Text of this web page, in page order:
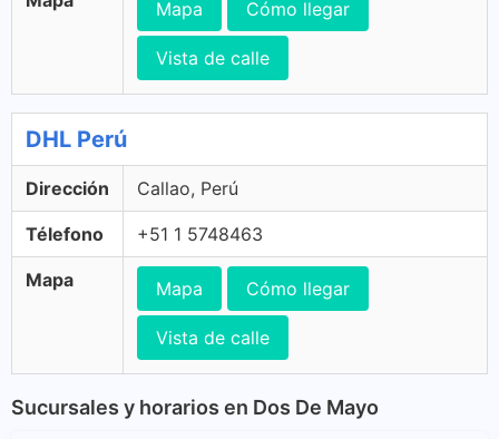
Mapa Cómo llegar
Vista de calle
DHL Perú
Dirección Callao, Perú
Télefono +51 1 5748463
Mapa Mapa Cómo llegar
Vista de calle
Sucursales y horarios en Dos De Mayo